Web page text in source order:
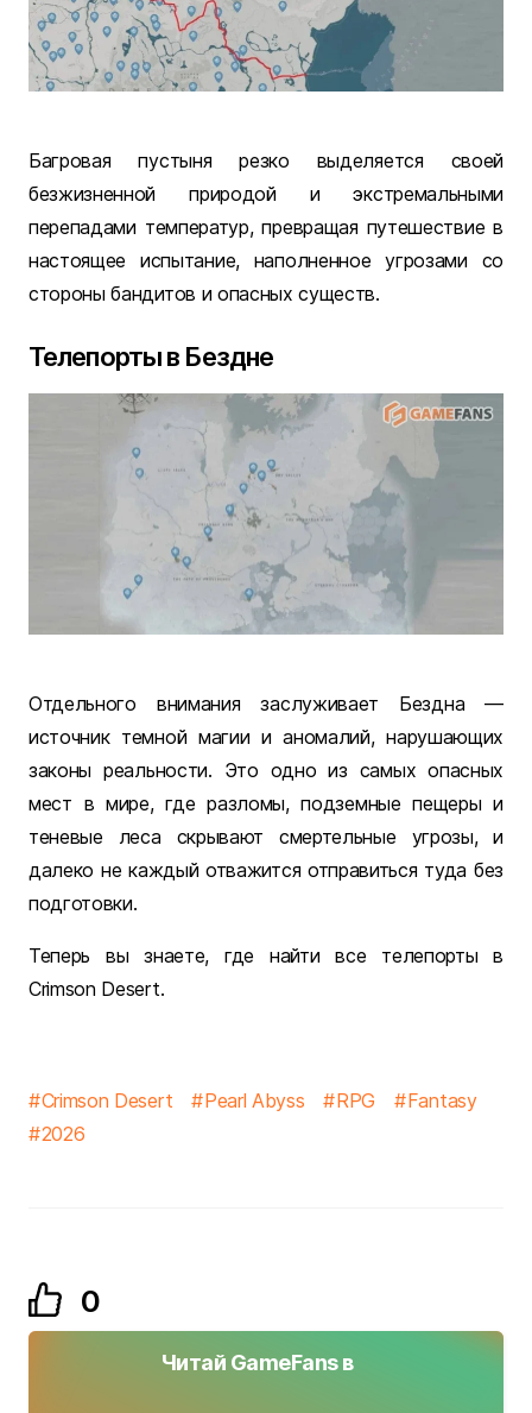
Багровая пустыня резко выделяется своей
безжизненной природой и экстремальными
перепадами температур, превращая путешествие в
настоящее испытание, наполненное угрозами со
стороны бандитов и опасных существ.
Телепорты в Бездне
Отдельного внимания заслуживает Бездна —
источник темной магии и аномалий, нарушающих
законы реальности. Это одно из самых опасных
мест в мире, где разломы, подземные пещеры и
теневые леса скрывают смертельные угрозы, и
далеко не каждый отважится отправиться туда без
подготовки.
Теперь вы знаете, где найти все телепорты в
Crimson Desert.
Crimson Desert Pearl Abyss RPG
Fantasy
2026
0
Читай GameFans в